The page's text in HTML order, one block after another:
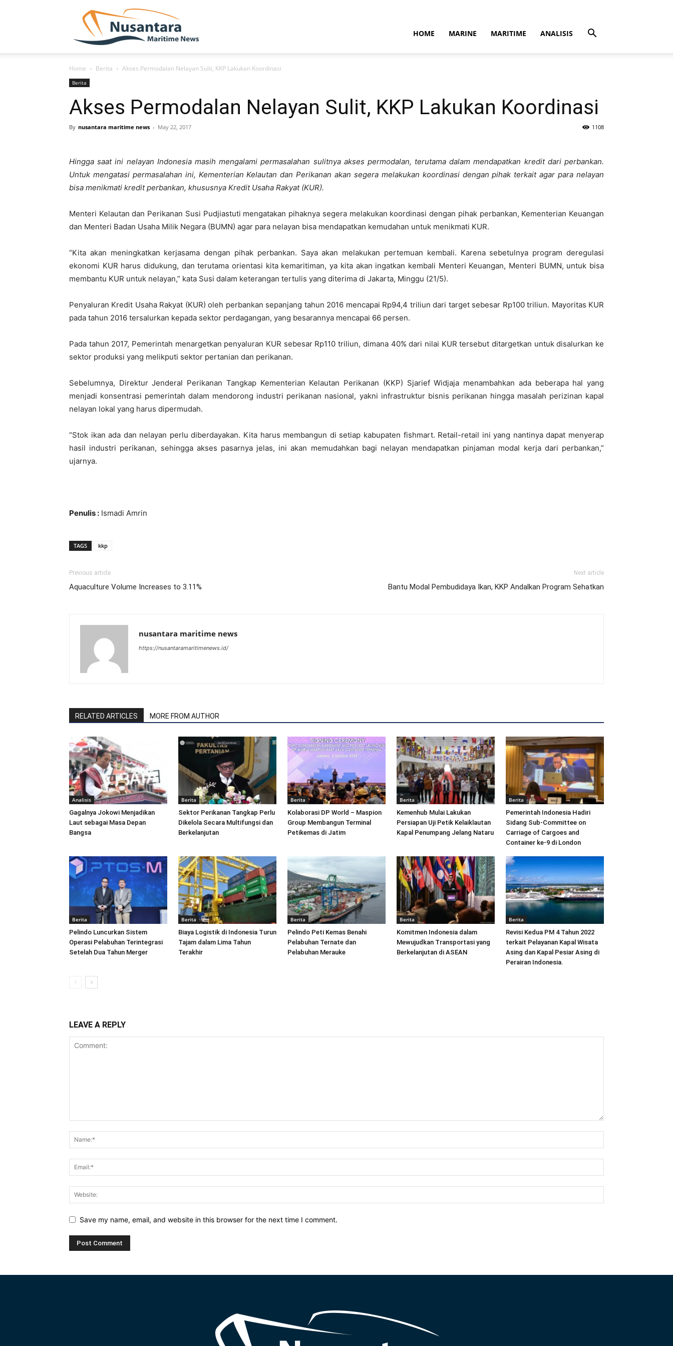
HOME MARINE MARITIME ANALISIS
Home Berita Akses Permodalan Nelayan Sulit, KKP Lakukan Koordinasi
Berita
Akses Permodalan Nelayan Sulit, KKP Lakukan Koordinasi
By nusantara maritime news - May 22, 2017 1108
Hingga saat ini nelayan Indonesia masih mengalami permasalahan sulitnya akses permodalan, terutama dalam mendapatkan kredit dari perbankan.
Untuk mengatasi permasalahan ini, Kementerian Kelautan dan Perikanan akan segera melakukan koordinasi dengan pihak terkait agar para nelayan
bisa menikmati kredit perbankan, khususnya Kredit Usaha Rakyat (KUR).
Menteri Kelautan dan Perikanan Susi Pudjiastuti mengatakan pihaknya segera melakukan koordinasi dengan pihak perbankan, Kementerian Keuangan
dan Menteri Badan Usaha Milik Negara (BUMN) agar para nelayan bisa mendapatkan kemudahan untuk menikmati KUR.
“Kita akan meningkatkan kerjasama dengan pihak perbankan. Saya akan melakukan pertemuan kembali. Karena sebetulnya program deregulasi
ekonomi KUR harus didukung, dan terutama orientasi kita kemaritiman, ya kita akan ingatkan kembali Menteri Keuangan, Menteri BUMN, untuk bisa
membantu KUR untuk nelayan,” kata Susi dalam keterangan tertulis yang diterima di Jakarta, Minggu (21/5).
Penyaluran Kredit Usaha Rakyat (KUR) oleh perbankan sepanjang tahun 2016 mencapai Rp94,4 triliun dari target sebesar Rp100 triliun. Mayoritas KUR
pada tahun 2016 tersalurkan kepada sektor perdagangan, yang besarannya mencapai 66 persen.
Pada tahun 2017, Pemerintah menargetkan penyaluran KUR sebesar Rp110 triliun, dimana 40% dari nilai KUR tersebut ditargetkan untuk disalurkan ke
sektor produksi yang melikputi sektor pertanian dan perikanan.
Sebelumnya, Direktur Jenderal Perikanan Tangkap Kementerian Kelautan Perikanan (KKP) Sjarief Widjaja menambahkan ada beberapa hal yang
menjadi konsentrasi pemerintah dalam mendorong industri perikanan nasional, yakni infrastruktur bisnis perikanan hingga masalah perizinan kapal
nelayan lokal yang harus dipermudah.
“Stok ikan ada dan nelayan perlu diberdayakan. Kita harus membangun di setiap kabupaten fishmart. Retail-retail ini yang nantinya dapat menyerap
hasil industri perikanan, sehingga akses pasarnya jelas, ini akan memudahkan bagi nelayan mendapatkan pinjaman modal kerja dari perbankan,”
ujarnya.
Penulis : Ismadi Amrin
TAGS kkp
Previous article
Aquaculture Volume Increases to 3.11%
Next article
Bantu Modal Pembudidaya Ikan, KKP Andalkan Program Sehatkan
nusantara maritime news
https://nusantaramaritimenews.id/
RELATED ARTICLES MORE FROM AUTHOR
Analisis
Gagalnya Jokowi Menjadikan
Laut sebagai Masa Depan
Bangsa
Berita
Sektor Perikanan Tangkap Perlu
Dikelola Secara Multifungsi dan
Berkelanjutan
Berita
Kolaborasi DP World – Maspion
Group Membangun Terminal
Petikemas di Jatim
Berita
Kemenhub Mulai Lakukan
Persiapan Uji Petik Kelaiklautan
Kapal Penumpang Jelang Nataru
Berita
Pemerintah Indonesia Hadiri
Sidang Sub-Committee on
Carriage of Cargoes and
Container ke-9 di London
Berita
Pelindo Luncurkan Sistem
Operasi Pelabuhan Terintegrasi
Setelah Dua Tahun Merger
Berita
Biaya Logistik di Indonesia Turun
Tajam dalam Lima Tahun
Terakhir
Berita
Pelindo Peti Kemas Benahi
Pelabuhan Ternate dan
Pelabuhan Merauke
Berita
Komitmen Indonesia dalam
Mewujudkan Transportasi yang
Berkelanjutan di ASEAN
Berita
Revisi Kedua PM 4 Tahun 2022
terkait Pelayanan Kapal Wisata
Asing dan Kapal Pesiar Asing di
Perairan Indonesia.
LEAVE A REPLY
Save my name, email, and website in this browser for the next time I comment.